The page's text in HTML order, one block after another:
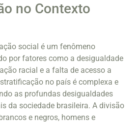
no Contexto
social é um fenômeno
por fatores como a desigualdade
racial e a falta de acesso a
no país é complexa e
as profundas desigualdades
da sociedade brasileira. A divisão
e negros, homens e